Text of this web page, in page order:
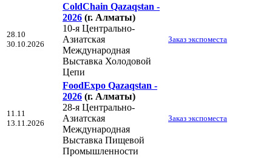
28.10
30.10.2026
ColdChain Qazaqstan -
2026 (г. Алматы)
10-я Центрально-
Азиатская
Международная
Выставка Холодовой
Цепи
Заказ экспоместа
11.11
13.11.2026
FoodExpo Qazaqstan -
2026 (г. Алматы)
28-я Центрально-
Азиатская
Международная
Выставка Пищевой
Промышленности
Заказ экспоместа